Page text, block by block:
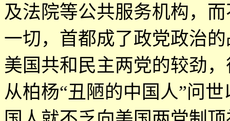
及法院等公共服务机构，
一切，首都成了政党政治
美国共和民主两党的较劲
从柏杨“丑陋的中国人”问世